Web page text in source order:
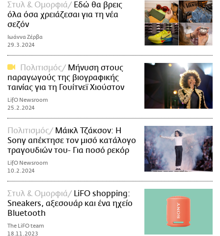
Στυλ & Ομορφιά
Εδώ θα βρεις
όλα όσα χρειάζεσαι για τη νέα
σεζόν
Ιωάννα Ζέρβα
29.3.2024
Πολιτισμός
Μήνυση στους
παραγωγούς της βιογραφικής
ταινίας για τη Γουίτνεϊ Χιούστον
LifO Newsroom
25.2.2024
Πολιτισμός
Μάικλ Τζάκσον: Η
Sony απέκτησε τον μισό κατάλογο
τραγουδιών του- Για ποσό ρεκόρ
LifO Newsroom
10.2.2024
Στυλ & Ομορφιά
LiFO shopping:
Sneakers, αξεσουάρ και ένα ηχείο
Bluetooth
The LiFO team
18.11.2023